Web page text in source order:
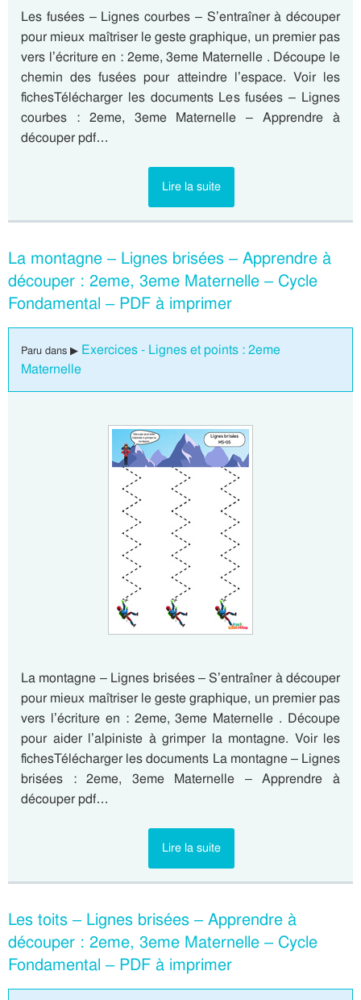
Les fusées – Lignes courbes – S’entraîner à découper
pour mieux maîtriser le geste graphique, un premier pas
vers l’écriture en : 2eme, 3eme Maternelle . Découpe le
chemin des fusées pour atteindre l’espace. Voir les
fichesTélécharger les documents Les fusées – Lignes
courbes : 2eme, 3eme Maternelle – Apprendre à
découper pdf…
Lire la suite
La montagne – Lignes brisées – Apprendre à
découper : 2eme, 3eme Maternelle – Cycle
Fondamental – PDF à imprimer
Paru dans ▶ Exercices - Lignes et points : 2eme
Maternelle
La montagne – Lignes brisées – S’entraîner à découper
pour mieux maîtriser le geste graphique, un premier pas
vers l’écriture en : 2eme, 3eme Maternelle . Découpe
pour aider l’alpiniste à grimper la montagne. Voir les
fichesTélécharger les documents La montagne – Lignes
brisées : 2eme, 3eme Maternelle – Apprendre à
découper pdf…
Lire la suite
Les toits – Lignes brisées – Apprendre à
découper : 2eme, 3eme Maternelle – Cycle
Fondamental – PDF à imprimer